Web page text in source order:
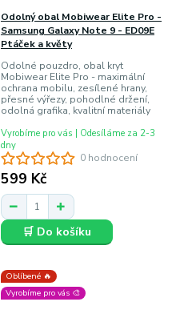
0 hodnocení
Odolný obal Mobiwear Elite Pro -
Samsung Galaxy Note 9 - ED09E
Ptáček a květy
Odolné pouzdro, obal kryt
Mobiwear Elite Pro - maximální
ochrana mobilu, zesílené hrany,
přesné výřezy, pohodlné držení,
odolná grafika, kvalitní materiály
599 Kč
Vyrobíme pro vás | Odesíláme za 2-3
dny
🛒 Do košíku
Oblíbené 🔥
Vyrobíme pro vás 🎨